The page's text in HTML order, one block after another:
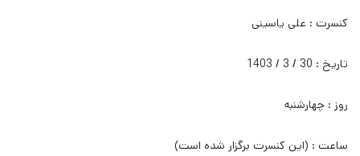
کنسرت : علی یاسینی
تاریخ : 30 / 3 / 1403
روز : چهارشنبه
ساعت : (این کنسرت برگزار شده است)